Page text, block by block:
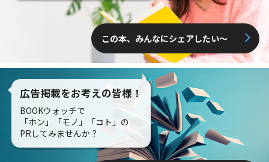
この本、みんなにシェアしたい〜
広告掲載をお考えの皆様！
BOOKウォッチで
「ホン」「モノ」「コト」の
PRしてみませんか？